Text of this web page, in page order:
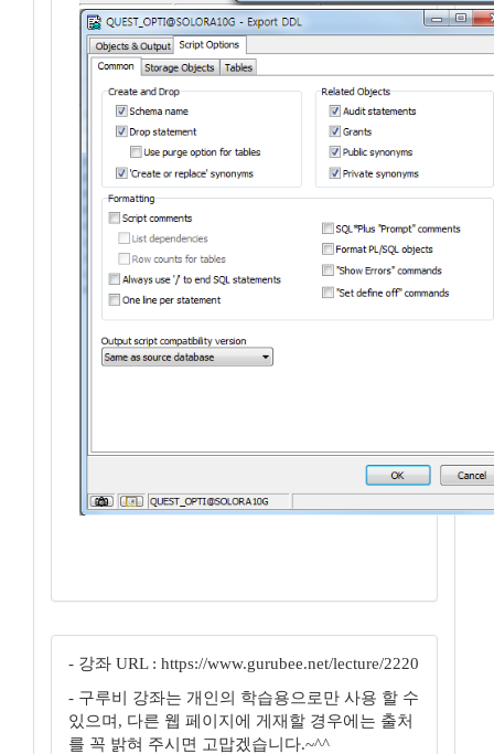
- 강좌 URL : https://www.gurubee.net/lecture/2220
- 구루비 강좌는 개인의 학습용으로만 사용 할 수
있으며, 다른 웹 페이지에 게재할 경우에는 출처
를 꼭 밝혀 주시면 고맙겠습니다.~^^